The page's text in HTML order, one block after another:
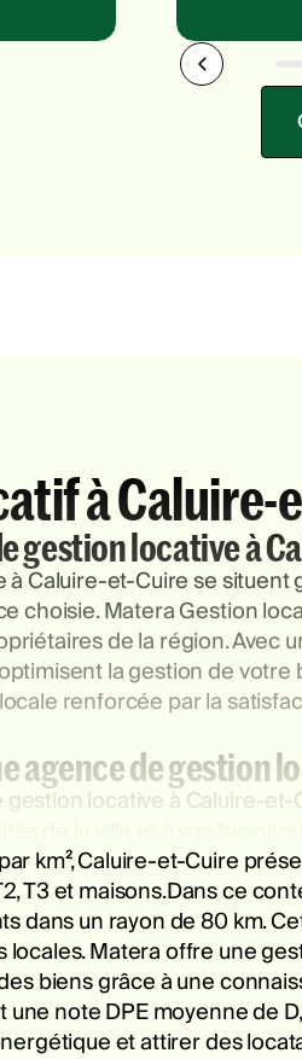
à Caluire-
gestion locative à
Caluire-et-Cuire se
choisie. Matera Gestion
de la région.
la gestion de
renforcée par la
agence de gestion
locative à Caluire-
de la ville et à vos
km², Caluire-et-Cuire
T3 et maisons.Dans ce
dans un rayon de 80 km.
Matera offre une
biens grâce à une
une note DPE moyenne de
et attirer des